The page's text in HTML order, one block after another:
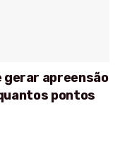
apreensão
pontos